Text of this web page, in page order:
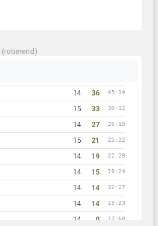
(rotierend)
14 36 45:14
15 33 30:12
14 27 26:15
15 21 25:22
14 19 22:29
14 15 19:24
14 14 32:27
14 14 15:23
14 0 12:60